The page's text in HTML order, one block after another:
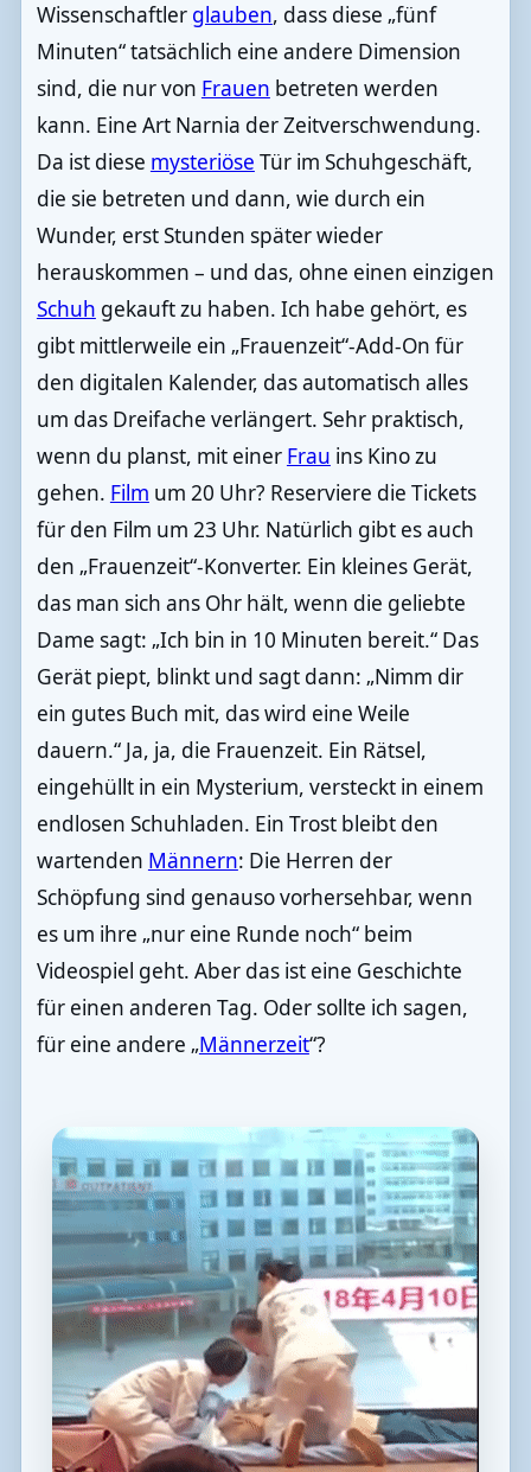
Wissenschaftler glauben, dass diese „fünf
Minuten“ tatsächlich eine andere Dimension
sind, die nur von Frauen betreten werden
kann. Eine Art Narnia der Zeitverschwendung.
Da ist diese mysteriöse Tür im Schuhgeschäft,
die sie betreten und dann, wie durch ein
Wunder, erst Stunden später wieder
herauskommen – und das, ohne einen einzigen
Schuh gekauft zu haben. Ich habe gehört, es
gibt mittlerweile ein „Frauenzeit“-Add-On für
den digitalen Kalender, das automatisch alles
um das Dreifache verlängert. Sehr praktisch,
wenn du planst, mit einer Frau ins Kino zu
gehen. Film um 20 Uhr? Reserviere die Tickets
für den Film um 23 Uhr. Natürlich gibt es auch
den „Frauenzeit“-Konverter. Ein kleines Gerät,
das man sich ans Ohr hält, wenn die geliebte
Dame sagt: „Ich bin in 10 Minuten bereit.“ Das
Gerät piept, blinkt und sagt dann: „Nimm dir
ein gutes Buch mit, das wird eine Weile
dauern.“ Ja, ja, die Frauenzeit. Ein Rätsel,
eingehüllt in ein Mysterium, versteckt in einem
endlosen Schuhladen. Ein Trost bleibt den
wartenden Männern: Die Herren der
Schöpfung sind genauso vorhersehbar, wenn
es um ihre „nur eine Runde noch“ beim
Videospiel geht. Aber das ist eine Geschichte
für einen anderen Tag. Oder sollte ich sagen,
für eine andere „Männerzeit“?